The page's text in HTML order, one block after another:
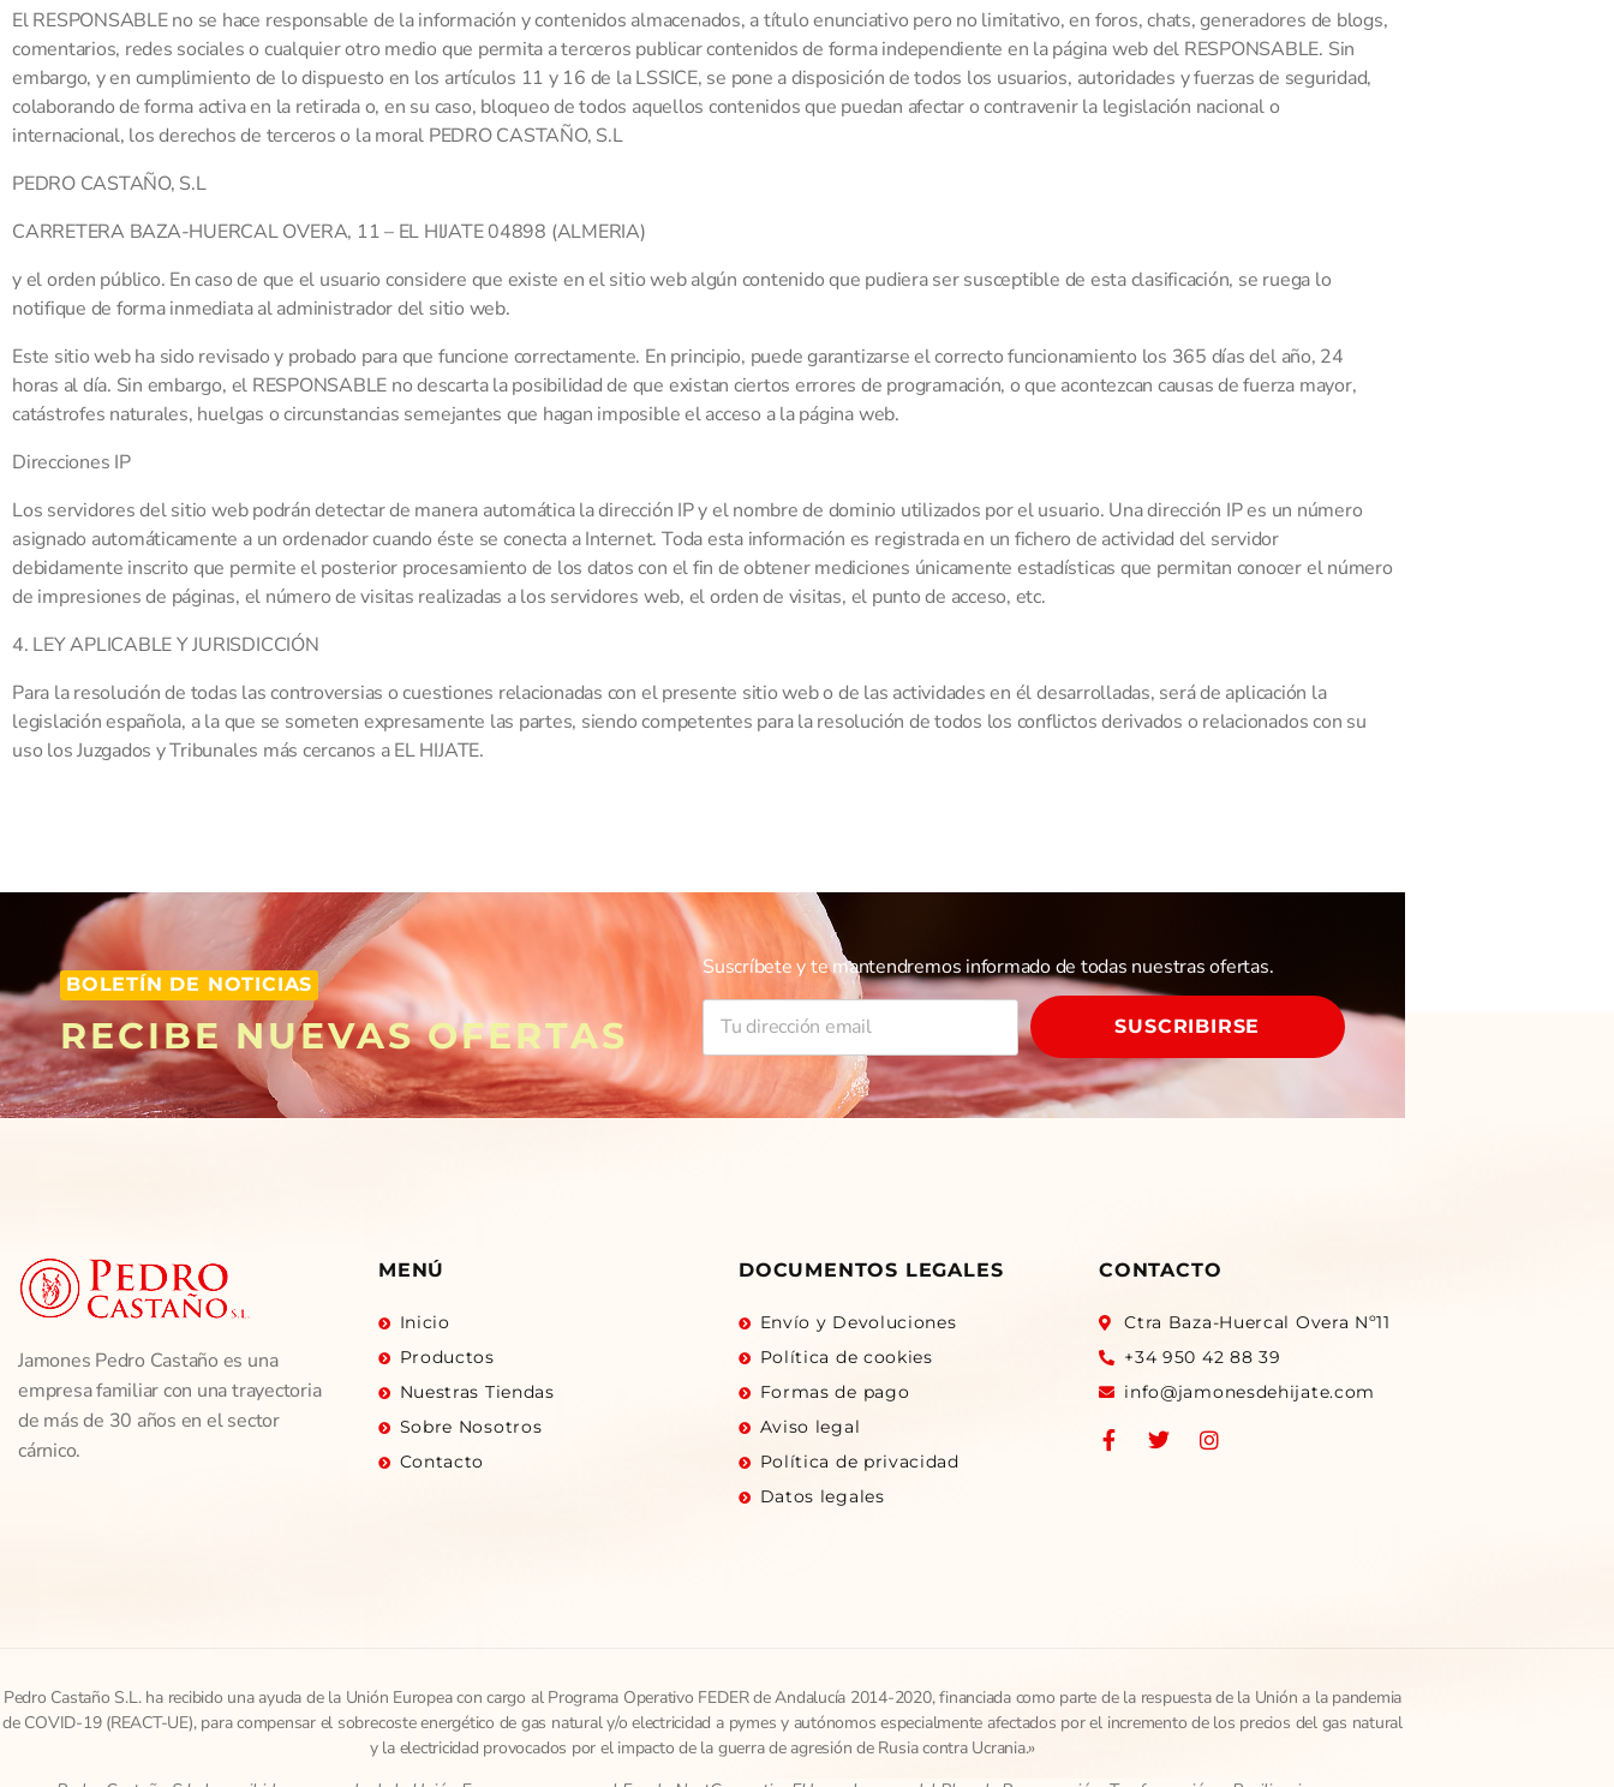
El RESPONSABLE no se hace responsable de la información y contenidos almacenados, a título enunciativo pero no limitativo, en foros, chats, generadores de blogs,
comentarios, redes sociales o cualquier otro medio que permita a terceros publicar contenidos de forma independiente en la página web del RESPONSABLE. Sin
embargo, y en cumplimiento de lo dispuesto en los artículos 11 y 16 de la LSSICE, se pone a disposición de todos los usuarios, autoridades y fuerzas de seguridad,
colaborando de forma activa en la retirada o, en su caso, bloqueo de todos aquellos contenidos que puedan afectar o contravenir la legislación nacional o
internacional, los derechos de terceros o la moral PEDRO CASTAÑO, S.L
PEDRO CASTAÑO, S.L
CARRETERA BAZA-HUERCAL OVERA, 11 – EL HIJATE 04898 (ALMERIA)
y el orden público. En caso de que el usuario considere que existe en el sitio web algún contenido que pudiera ser susceptible de esta clasificación, se ruega lo
notifique de forma inmediata al administrador del sitio web.
Este sitio web ha sido revisado y probado para que funcione correctamente. En principio, puede garantizarse el correcto funcionamiento los 365 días del año, 24
horas al día. Sin embargo, el RESPONSABLE no descarta la posibilidad de que existan ciertos errores de programación, o que acontezcan causas de fuerza mayor,
catástrofes naturales, huelgas o circunstancias semejantes que hagan imposible el acceso a la página web.
Direcciones IP
Los servidores del sitio web podrán detectar de manera automática la dirección IP y el nombre de dominio utilizados por el usuario. Una dirección IP es un número
asignado automáticamente a un ordenador cuando éste se conecta a Internet. Toda esta información es registrada en un fichero de actividad del servidor
debidamente inscrito que permite el posterior procesamiento de los datos con el fin de obtener mediciones únicamente estadísticas que permitan conocer el número
de impresiones de páginas, el número de visitas realizadas a los servidores web, el orden de visitas, el punto de acceso, etc.
4. LEY APLICABLE Y JURISDICCIÓN
Para la resolución de todas las controversias o cuestiones relacionadas con el presente sitio web o de las actividades en él desarrolladas, será de aplicación la
legislación española, a la que se someten expresamente las partes, siendo competentes para la resolución de todos los conflictos derivados o relacionados con su
uso los Juzgados y Tribunales más cercanos a EL HIJATE.
BOLETÍN DE NOTICIAS
RECIBE NUEVAS OFERTAS
Suscríbete y te mantendremos informado de todas nuestras ofertas.
SUSCRIBIRSE
Jamones Pedro Castaño es una
empresa familiar con una trayectoria
de más de 30 años en el sector
cárnico.
MENÚ
Inicio
Productos
Nuestras Tiendas
Sobre Nosotros
Contacto
DOCUMENTOS LEGALES
Envío y Devoluciones
Política de cookies
Formas de pago
Aviso legal
Política de privacidad
Datos legales
CONTACTO
Ctra Baza-Huercal Overa Nº11
+34 950 42 88 39
info@jamonesdehijate.com
Pedro Castaño S.L. ha recibido una ayuda de la Unión Europea con cargo al Programa Operativo FEDER de Andalucía 2014-2020, financiada como parte de la respuesta de la Unión a la pandemia
de COVID-19 (REACT-UE), para compensar el sobrecoste energético de gas natural y/o electricidad a pymes y autónomos especialmente afectados por el incremento de los precios del gas natural
y la electricidad provocados por el impacto de la guerra de agresión de Rusia contra Ucrania.»